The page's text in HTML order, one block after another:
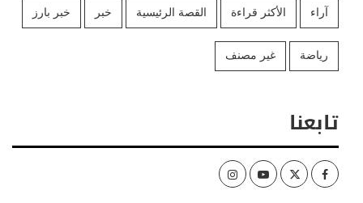
آراء الأكثر قراءة القصة الرئيسية خبر خبر بارز
رياضة غير مصنف
تابعنا
Facebook
Twitter
Youtube
Instagram